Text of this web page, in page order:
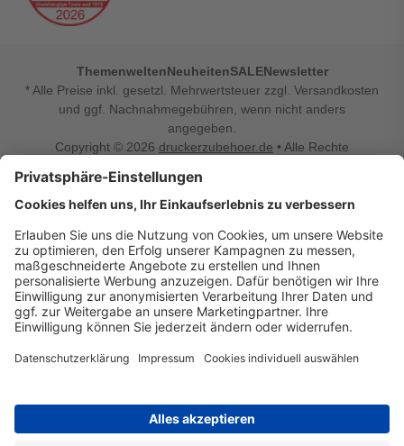
ThemenweltenNeuheitenSALENewsletter
* Alle Preise inkl. gesetzl. Mehrwertsteuer zzgl. Versandkosten
und ggf. Nachnahmegebühren, wenn nicht anders
angegeben.
Copyright © 2026 druckerzubehoer.de • Alle Rechte
Vertrag widerrufen
Druckerzubehoer.de – preiswerte Qualität für Ihr Office
Sie sind auf der Suche nach dem passenden Druckerzubehör
oder Zubehör für das Büro, den Computer oder Ihr
Smartphone? Dann sind Sie bei Druckerzubehoer.de genau
richtig! Unser breites Sortiment bietet unter anderem Tinte
und Toner für alle gängigen Druckermodelle – großer sowie
kleiner Hersteller. Zugleich sind wir Ihr Online Fachhandel für
einrichten, die Werkstatt ausstatten oder den Alltag mit
was Ihren Arbeitsplatz noch komfortabler macht, finden Sie
bei uns auch Bastelspaß, Schulbedarf, Beleuchtung,